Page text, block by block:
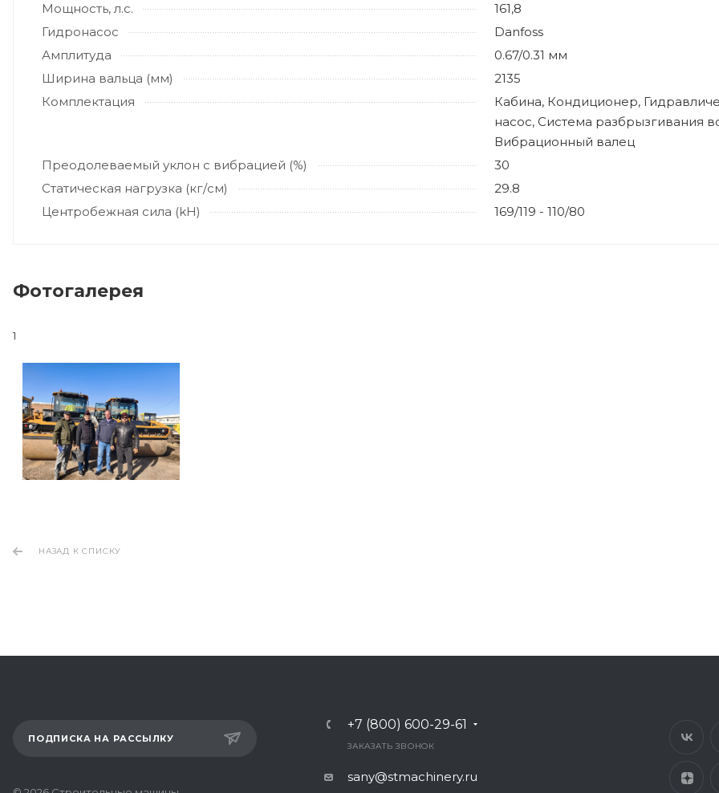
Мощность, л.с.
161,8
Гидронасос
Danfoss
Амплитуда
0.67/0.31 мм
Ширина вальца (мм)
2135
Комплектация
Кабина, Кондиционер,
насос, Система разбрызгивания
Вибрационный валец
Преодолеваемый уклон с вибрацией (%)
30
Статическая нагрузка (кг/см)
29.8
Центробежная сила (kН)
169/119 - 110/80
Фотогалерея
1
НАЗАД К СПИСКУ
ПОДПИСКА НА РАССЫЛКУ
+7 (800) 600-29-61
ЗАКАЗАТЬ ЗВОНОК
sany@stmachinery.ru